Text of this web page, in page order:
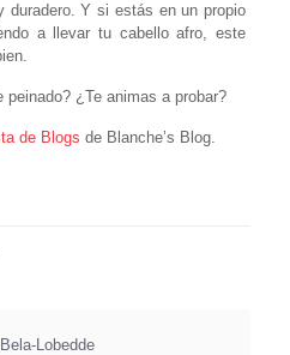
duradero. Y si estás en un propio
a llevar tu cabello afro, este
¿Te animas a probar?
de Blogs de Blanche’s Blog.
Lobedde